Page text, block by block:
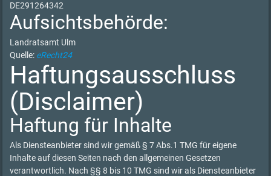
DE291264342
Aufsichtsbehörde:
Landratsamt Ulm
Quelle: eRecht24
Haftungsausschluss
(Disclaimer)
Haftung für Inhalte
Als Diensteanbieter sind wir gemäß § 7 Abs.1 TMG für eigene
Inhalte auf diesen Seiten nach den allgemeinen Gesetzen
verantwortlich. Nach §§ 8 bis 10 TMG sind wir als Diensteanbieter